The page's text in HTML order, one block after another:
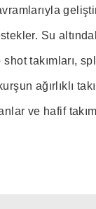
Su
takımları,
ağırlıklı
ve hafif